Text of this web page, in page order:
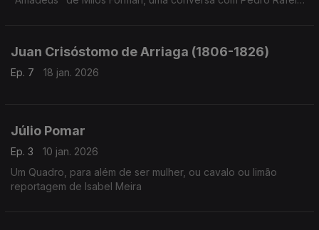
Juan Crisóstomo de Arriaga (1806-1826)
Ep. 7 18 jan. 2026
Júlio Pomar
Ep. 3
10 jan. 2026
Um Quadro, para além de ser mulher, ou cavalo ou limão
reportagem de Isabel Meira